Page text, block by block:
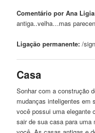
Comentário por Ana
antiga..velha…mas
Ligação permanente: /
Casa
Sonhar coma construção
mudanças inteligentes em
você possui uma elegante
sair de suacasa para uma